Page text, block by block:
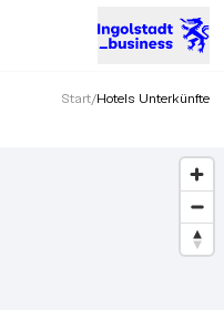
Start/Hotels Unterkünfte